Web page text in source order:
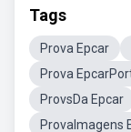
Tags
Prova Epcar
Prova
ProvsDa Epcar
ProvaImagens